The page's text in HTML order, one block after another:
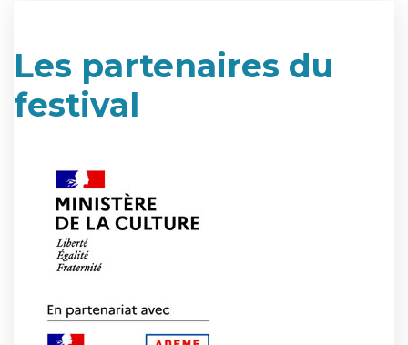
Les partenaires du
festival